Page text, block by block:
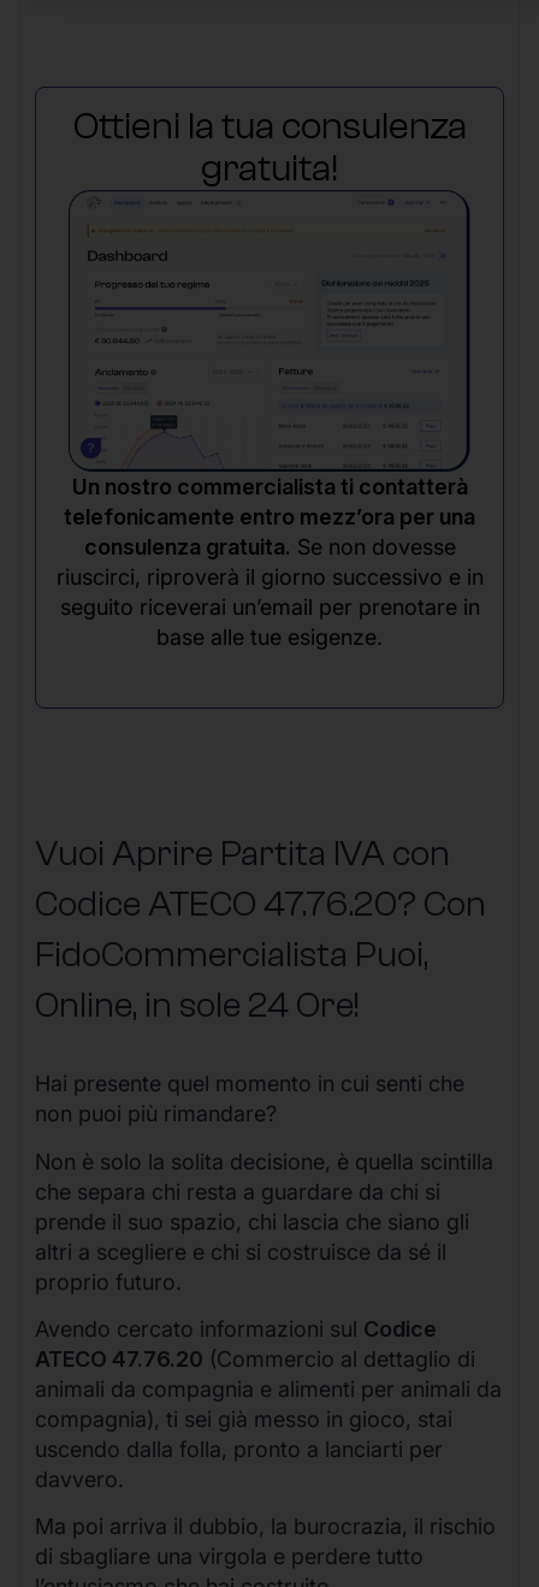
Ottieni la tua consulenza
gratuita!
Un nostro commercialista ti contatterà
telefonicamente entro mezz’ora per una
consulenza gratuita. Se non dovesse
riuscirci, riproverà il giorno successivo e in
seguito riceverai un’email per prenotare in
base alle tue esigenze.
Vuoi Aprire Partita IVA con
Codice ATECO 47.76.20? Con
FidoCommercialista Puoi,
Online, in sole 24 Ore!
Hai presente quel momento in cui senti che
non puoi più rimandare?
Non è solo la solita decisione, è quella scintilla
che separa chi resta a guardare da chi si
prende il suo spazio, chi lascia che siano gli
altri a scegliere e chi si costruisce da sé il
proprio futuro.
Avendo cercato informazioni sul Codice
ATECO 47.76.20 (Commercio al dettaglio di
animali da compagnia e alimenti per animali da
compagnia), ti sei già messo in gioco, stai
uscendo dalla folla, pronto a lanciarti per
davvero.
Ma poi arriva il dubbio, la burocrazia, il rischio
di sbagliare una virgola e perdere tutto